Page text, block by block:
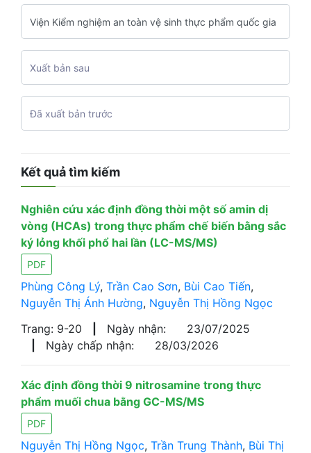
Kết quả tìm kiếm
Nghiên cứu xác định đồng thời một số amin dị
vòng (HCAs) trong thực phẩm chế biến bằng sắc
ký lỏng khối phổ hai lần (LC-MS/MS)
PDF
Phùng Công Lý, Trần Cao Sơn, Bùi Cao Tiến,
Nguyễn Thị Ánh Hường, Nguyễn Thị Hồng Ngọc
Trang: 9-20
Ngày nhận:
23/07/2025
Ngày chấp nhận: 28/03/2026
Xác định đồng thời 9 nitrosamine trong thực
phẩm muối chua bằng GC-MS/MS
PDF
Nguyễn Thị Hồng Ngọc, Trần Trung Thành, Bùi Thị